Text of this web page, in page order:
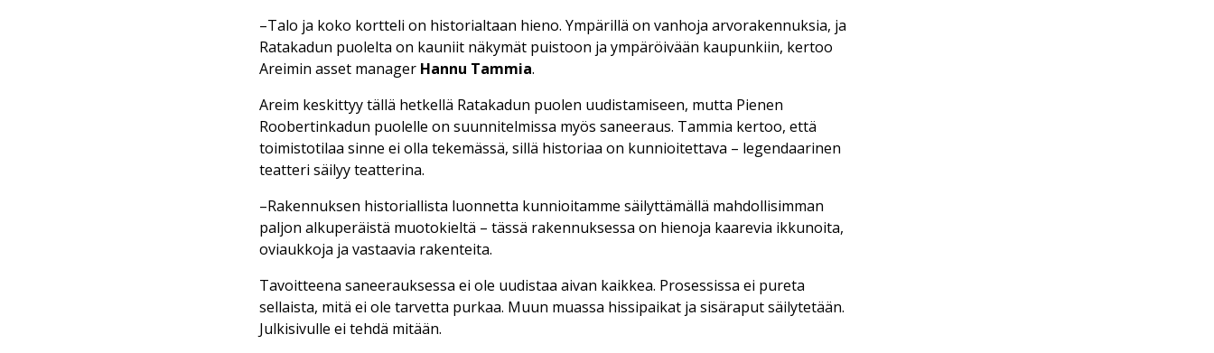
–Talo ja koko kortteli on historialtaan hieno. Ympärillä on vanhoja arvorakennuksia, ja
Ratakadun puolelta on kauniit näkymät puistoon ja ympäröivään kaupunkiin, kertoo
Areimin asset manager Hannu Tammia.
Areim keskittyy tällä hetkellä Ratakadun puolen uudistamiseen, mutta Pienen
Roobertinkadun puolelle on suunnitelmissa myös saneeraus. Tammia kertoo, että
toimistotilaa sinne ei olla tekemässä, sillä historiaa on kunnioitettava – legendaarinen
teatteri säilyy teatterina.
–Rakennuksen historiallista luonnetta kunnioitamme säilyttämällä mahdollisimman
paljon alkuperäistä muotokieltä – tässä rakennuksessa on hienoja kaarevia ikkunoita,
oviaukkoja ja vastaavia rakenteita.
Tavoitteena saneerauksessa ei ole uudistaa aivan kaikkea. Prosessissa ei pureta
sellaista, mitä ei ole tarvetta purkaa. Muun muassa hissipaikat ja sisäraput säilytetään.
Julkisivulle ei tehdä mitään.